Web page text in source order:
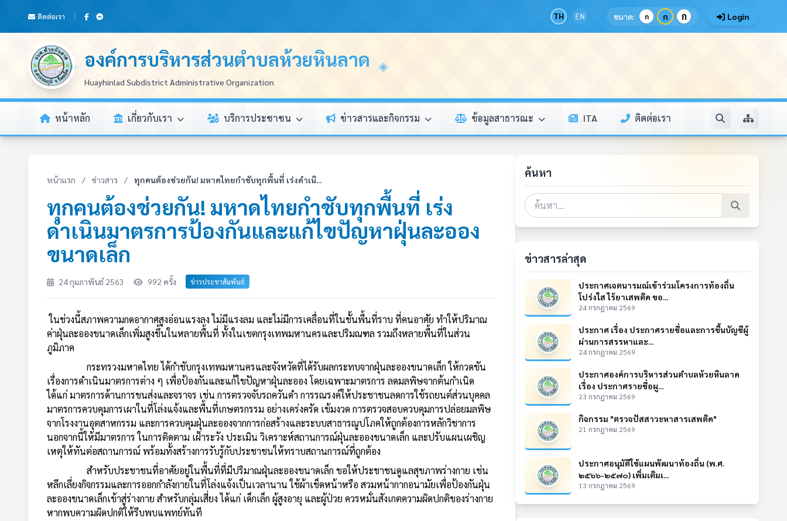
ติดต่อเรา TH EN ขนาด: ก ก ก Login
องค์การบริหารส่วนตำบลห้วยหินลาด
Huayhinlad Subdistrict Administrative Organization
หน้าหลัก เกี่ยวกับเรา บริการประชาชน ข่าวสารและกิจกรรม ข้อมูลสาธารณะ ITA ติดต่อเรา
หน้าแรก / ข่าวสาร / ทุกคนต้องช่วยกัน! มหาดไทยกำชับทุกพื้นที่ เร่งดำเนิ...
ทุกคนต้องช่วยกัน! มหาดไทยกำชับทุกพื้นที่ เร่ง
ดำเนินมาตรการป้องกันและแก้ไขปัญหาฝุ่นละออง
ขนาดเล็ก
24 กุมภาพันธ์ 2563 992 ครั้ง ข่าวประชาสัมพันธ์
ในช่วงนี้สภาพความกดอากาศสูงอ่อนแรงลง ไม่มีแรงลม และไม่มีการเคลื่อนที่ในชั้นพื้นที่ราบ ที่คนอาศัย ทำให้ปริมาณ
ค่าฝุ่นละอองขนาดเล็กเพิ่มสูงขึ้นในหลายพื้นที่ ทั้งในเขตกรุงเทพมหานครและปริมณฑล รวมถึงหลายพื้นที่ในส่วน
ภูมิภาค
กระทรวงมหาดไทย ได้กำชับกรุงเทพมหานครและจังหวัดที่ได้รับผลกระทบจากฝุ่นละอองขนาดเล็ก ให้กวดขัน
เรื่องการดำเนินมาตรการต่าง ๆ เพื่อป้องกันและแก้ไขปัญหาฝุ่นละออง โดยเฉพาะมาตรการ ลดมลพิษจากต้นกำเนิด
ได้แก่ มาตรการด้านการขนส่งและจราจร เช่น การตรวจจับรถควันดำ การรณรงค์ให้ประชาชนลดการใช้รถยนต์ส่วนบุคคล
มาตรการควบคุมการเผาในที่โล่งแจ้งและพื้นที่เกษตรกรรม อย่างเคร่งครัด เข้มงวด การตรวจสอบควบคุมการปล่อยมลพิษ
จากโรงงานอุตสาหกรรม และการควบคุมฝุ่นละอองจากการก่อสร้างและระบบสาธารณูปโภคให้ถูกต้องการหลักวิชาการ
นอกจากนี้ให้มีมาตรการ ในการติดตาม เฝ้าระวัง ประเมิน วิเคราะห์สถานการณ์ฝุ่นละอองขนาดเล็ก และปรับแผนเผชิญ
เหตุให้ทันต่อสถานการณ์ พร้อมทั้งสร้างการรับรู้กับประชาชนให้ทราบสถานการณ์ที่ถูกต้อง
สำหรับประชาชนที่อาศัยอยู่ในพื้นที่ที่มีปริมาณฝุ่นละอองขนาดเล็ก ขอให้ประชาชนดูแลสุขภาพร่างกาย เช่น
หลีกเลี่ยงกิจกรรมและการออกกำลังกายในที่โล่งแจ้งเป็นเวลานาน ใช้ผ้าเช็ดหน้าหรือ สวมหน้ากากอนามัยเพื่อป้องกันฝุ่น
ละอองขนาดเล็กเข้าสู่ร่างกาย สำหรับกลุ่มเสี่ยง ได้แก่ เด็กเล็ก ผู้สูงอายุ และผู้ป่วย ควรหมั่นสังเกตความผิดปกติของร่างกาย
หากพบความผิดปกติให้รีบพบแพทย์ทันที
ค้นหา
ข่าวสารล่าสุด
ประกาศเจตนารมณ์เข้าร่วมโครงการท้องถิ่น
โปร่งใส ไร้ยาเสพติด ขอ...
24 กรกฎาคม 2569
ประกาศ เรื่อง ประกาศรายชื่อและการขึ้นบัญชีผู้
ผ่านการสรรหาและ...
24 กรกฎาคม 2569
ประกาศองค์การบริหารส่วนตำบลห้วยหินลาด
เรื่อง ประกาศรายชื่อผู...
23 กรกฎาคม 2569
กิจกรรม "ตรวจปัสสาวะหาสารเสพติด"
21 กรกฎาคม 2569
ประกาศอนุมัติใช้แผนพัฒนาท้องถิ่น (พ.ศ.
๒๕๖๖-๒๕๗๐) เพิ่มเติมเ...
13 กรกฎาคม 2569